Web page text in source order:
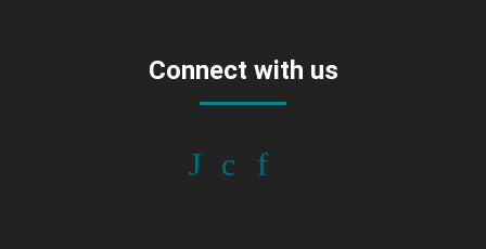
Connect with us